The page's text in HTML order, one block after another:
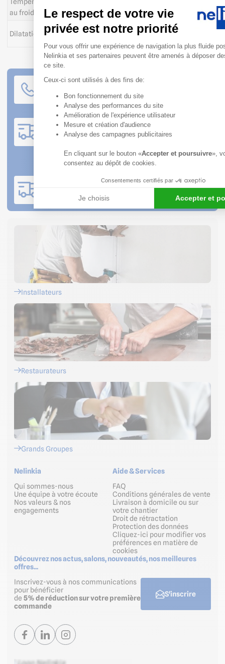
Température de rupture
au froid
ISO 8570
Dilatation thermique
ISO 11359-
mm/m°C
Service client à votre écoute
vendredi de 08h30 à 12h et de 13h30 à 18h
Expédition rapide
Produits en stock : commande expédiée sous 2 jours
Commande sur production : se référer au bon de
commande
Livraison sur votre chantier
Installateurs
Restaurateurs
Grands Groupes
Nelinkia
Qui sommes-nous
Une équipe à votre écoute
Nos valeurs & nos
engagements
Aide & Services
FAQ
Conditions générales de vente
Livraison à domicile ou sur
votre chantier
Droit de rétractation
Protection des données
Cliquez-ici pour modifier vos
préférences en matière de
cookies
Découvrez nos actus, salons, nouveautés, nos meilleures
offres...
Inscrivez-vous à nos communications
pour bénéficier
de 5% de réduction sur votre première
commande
S'inscrire
Le respect de votre vie
privée est notre priorité
Plateforme de Gestion du
Pour vous offrir une expérience de navigation la plus fluide
Nelinkia et ses partenaires peuvent être amenés à déposer
ce site.
Ceux-ci sont utilisés à des fins de:
Bon fonctionnement du site
Analyse des performances du site
Amélioration de l'expérience utilisateur
Mesure et création d'audience
Analyse des campagnes publicitaires
En cliquant sur le bouton «Accepter et poursuivre»,
consentez au dépôt de cookies.
Consentements certifiés par
Je choisis Accepter et
Axeptio consent